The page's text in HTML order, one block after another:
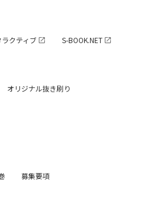
クティブ S-BOOK.NET
オリジナル抜き刷り
募集要項